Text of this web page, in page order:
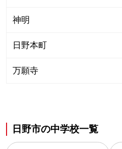
神明
日野本町
万願寺
日野市の中学校一覧